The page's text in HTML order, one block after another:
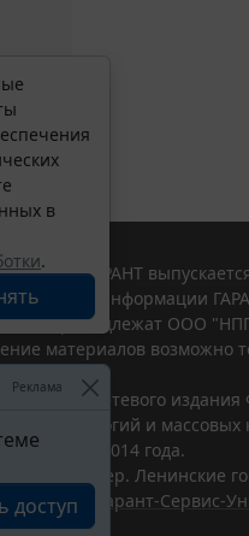
в
.
Реклама
доступ
ГАРАНТ
правовой информации
принадлежат ООО
материалов
качестве сетевого
технологий и
18 июня 2014 года.
Москва, тер. Ленинские
ООО "НПП "
Гарант-Сервис-